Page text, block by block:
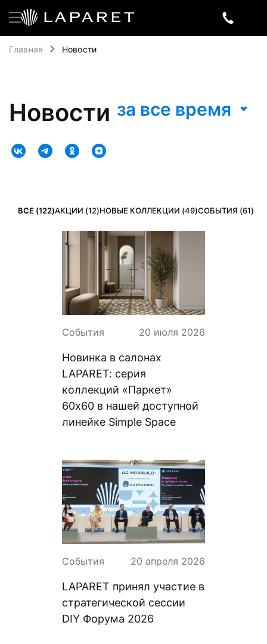
Главная Новости
Новости за все время
ВСЕ (122)АКЦИИ (12)НОВЫЕ КОЛЛЕКЦИИ (49)СОБЫТИЯ (61)
События 20 июля 2026
Новинка в салонах
LAPARET: серия
коллекций «Паркет»
60х60 в нашей доступной
линейке Simple Space
События 20 апреля 2026
LAPARET принял участие в
стратегической сессии
DIY Форума 2026